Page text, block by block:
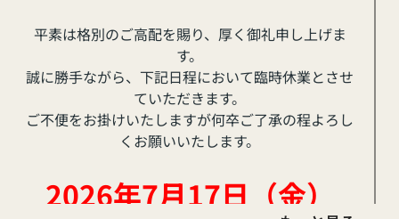
平素は格別のご高配を賜り、厚く御礼申し上げま
す。
誠に勝手ながら、下記日程において臨時休業とさせ
ていただきます。
ご不便をお掛けいたしますが何卒ご了承の程よろし
くお願いいたします。
2026年7月17日（金）